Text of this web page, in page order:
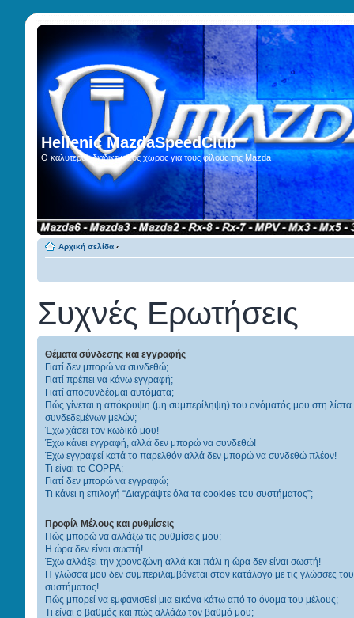
Hellenic MazdaSpeedClub
Ο καλυτερος διαδικτυακος χωρος για τους φίλους της Mazda
Αρχική σελίδα ‹
Συχνές Ερωτήσεις
Θέματα σύνδεσης και εγγραφής
Γιατί δεν μπορώ να συνδεθώ;
Γιατί πρέπει να κάνω εγγραφή;
Γιατί αποσυνδέομαι αυτόματα;
Πώς γίνεται η απόκρυψη (μη συμπερίληψη) του ονόματός μου στη λίστα
συνδεδεμένων μελών;
Έχω χάσει τον κωδικό μου!
Έχω κάνει εγγραφή, αλλά δεν μπορώ να συνδεθώ!
Έχω εγγραφεί κατά το παρελθόν αλλά δεν μπορώ να συνδεθώ πλέον!
Τι είναι το COPPA;
Γιατί δεν μπορώ να εγγραφώ;
Τι κάνει η επιλογή “Διαγράψτε όλα τα cookies του συστήματος”;
Προφίλ Μέλους και ρυθμίσεις
Πώς μπορώ να αλλάξω τις ρυθμίσεις μου;
Η ώρα δεν είναι σωστή!
Έχω αλλάξει την χρονοζώνη αλλά και πάλι η ώρα δεν είναι σωστή!
Η γλώσσα μου δεν συμπεριλαμβάνεται στον κατάλογο με τις γλώσσες του
συστήματος!
Πώς μπορεί να εμφανισθεί μια εικόνα κάτω από το όνομα του μέλους;
Τι είναι ο βαθμός και πώς αλλάζω τον βαθμό μου;